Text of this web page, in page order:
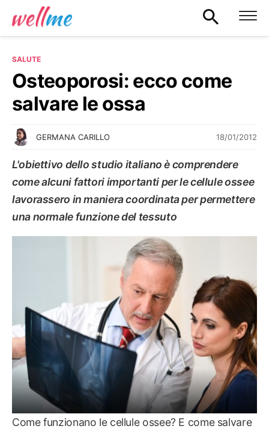
SALUTE
Osteoporosi: ecco come
salvare le ossa
GERMANA CARILLO 18/01/2012
L'obiettivo dello studio italiano è comprendere
come alcuni fattori importanti per le cellule ossee
lavorassero in maniera coordinata per permettere
una normale funzione del tessuto
Come funzionano le cellule ossee? E come salvare